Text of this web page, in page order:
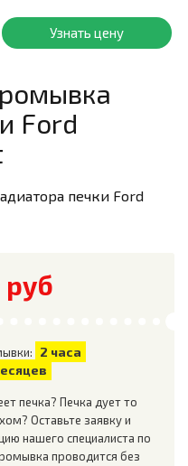
Узнать цену
Ford
руб
2 часа
печка? Печка дует то
Оставьте заявку и
нашего специалиста по
проводится без